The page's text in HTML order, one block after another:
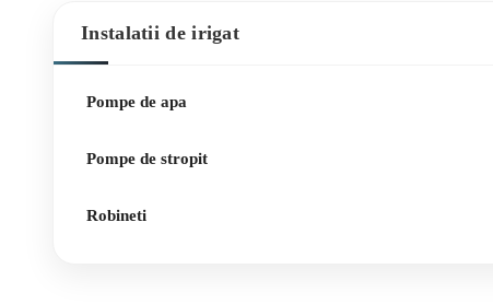
Instalatii de irigat
Pompe de apa
Pompe de stropit
Robineti